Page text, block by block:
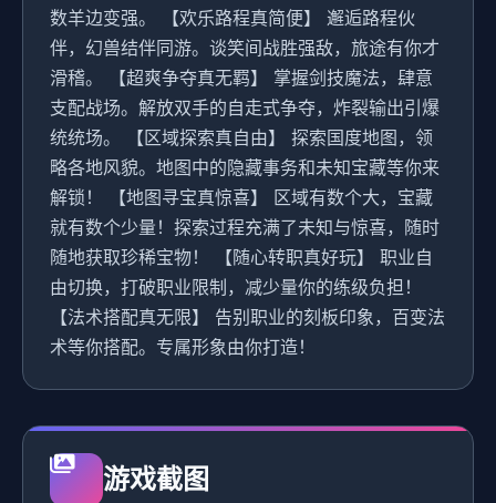
数羊边变强。 【欢乐路程真简便】 邂逅路程伙
伴，幻兽结伴同游。谈笑间战胜强敌，旅途有你才
滑稽。 【超爽争夺真无羁】 掌握剑技魔法，肆意
支配战场。解放双手的自走式争夺，炸裂输出引爆
统统场。 【区域探索真自由】 探索国度地图，领
略各地风貌。地图中的隐藏事务和未知宝藏等你来
解锁！ 【地图寻宝真惊喜】 区域有数个大，宝藏
就有数个少量！探索过程充满了未知与惊喜，随时
随地获取珍稀宝物！ 【随心转职真好玩】 职业自
由切换，打破职业限制，减少量你的练级负担！
【法术搭配真无限】 告别职业的刻板印象，百变法
术等你搭配。专属形象由你打造！
游戏截图